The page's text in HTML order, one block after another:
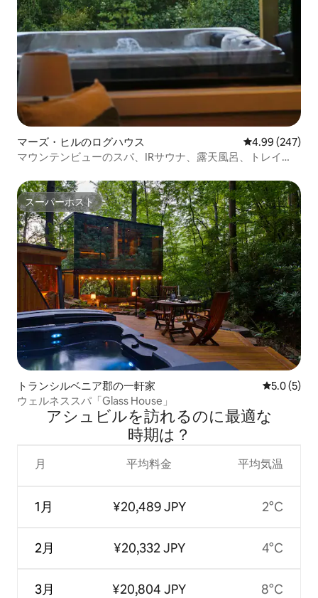
マーズ・ヒルのログハウス レビュー247
4.99 (247)
マウンテンビューのスパ、IRサウナ、露天風呂、トレイ
スーパーホスト
スーパーホスト
トランシルベニア郡の一軒家 レビュー5
5.0 (5)
ウェルネススパ「Glass House」
アシュビルを訪⁠れ⁠るの⁠に最⁠適⁠な
時⁠期⁠は⁠？
月
1月
2月
3月
平均料金
¥20,489 JPY
¥20,332 JPY
¥20,804 JPY
平均気温
2°C
4°C
8°C